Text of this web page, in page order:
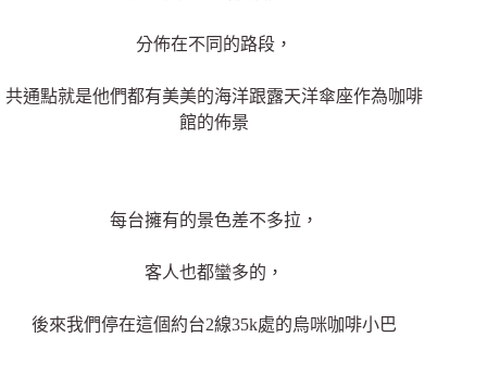
分佈在不同的路段，
共通點就是他們都有美美的海洋跟露天洋傘座作為咖啡
館的佈景
每台擁有的景色差不多拉，
客人也都蠻多的，
後來我們停在這個約台2線35k處的烏咪咖啡小巴